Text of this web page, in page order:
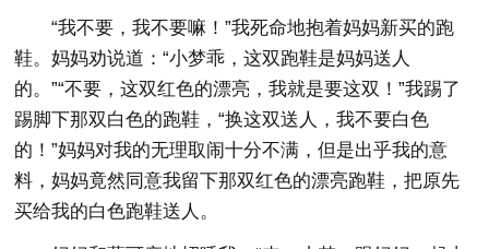
“我不要，我不要嘛！”我死命地抱着妈妈新买的跑
鞋。妈妈劝说道：“小梦乖，这双跑鞋是妈妈送人
的。”“不要，这双红色的漂亮，我就是要这双！”我踢了
踢脚下那双白色的跑鞋，“换这双送人，我不要白色
的！”妈妈对我的无理取闹十分不满，但是出乎我的意
料，妈妈竟然同意我留下那双红色的漂亮跑鞋，把原先
买给我的白色跑鞋送人。